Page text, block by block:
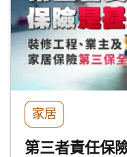
家居
第三者責任保